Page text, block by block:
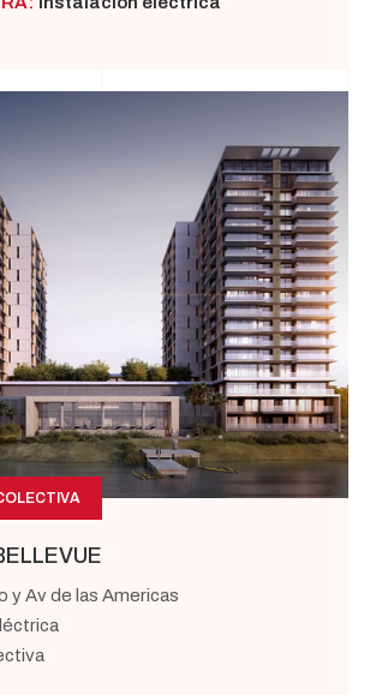
y Av de las Americas